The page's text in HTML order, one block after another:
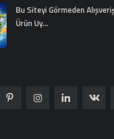
Bu Siteyi Görmeden
Ürün Uy...